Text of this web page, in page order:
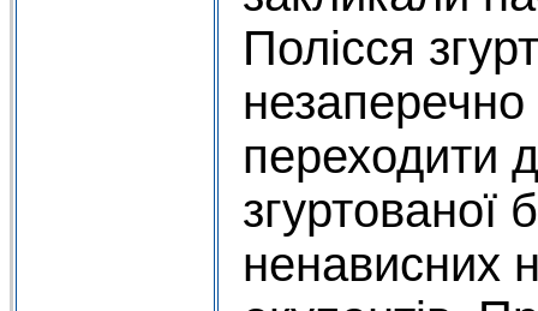
Полісся
незаперечно
переходити
згуртованої
ненависних